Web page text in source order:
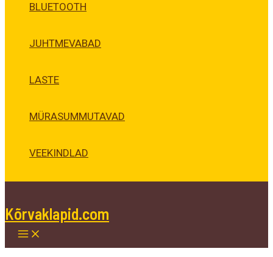
BLUETOOTH
JUHTMEVABAD
LASTE
MÜRASUMMUTAVAD
VEEKINDLAD
Kõrvaklapid.com